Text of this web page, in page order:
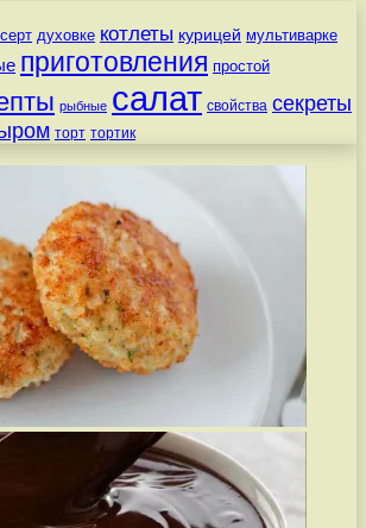
духовке котлеты курицей мультиварке
приготовления простой
рыбные салат свойства секреты
торт тортик